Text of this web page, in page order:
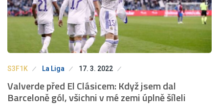
S3F1K La Liga 17. 3. 2022
Valverde před El Clásicem: Když jsem dal
Barceloně gól, všichni v mé zemi úplně šíleli